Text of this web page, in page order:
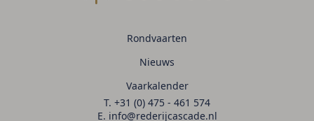
Rondvaarten
Nieuws
Vaarkalender
T. +31 (0) 475 - 461 574
E. info@rederijcascade.nl